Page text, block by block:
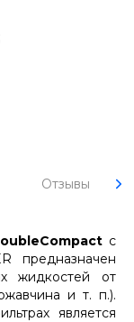
Отзывы
с
предназначен
жидкостей от
и т. п.).
является